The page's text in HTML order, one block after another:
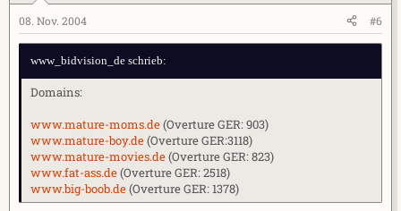
08. Nov. 2004 #6
www_bidvision_de schrieb:
Domains:
www.mature-moms.de(Overture GER: 903)
www.mature-boy.de(Overture GER:3118)
www.mature-movies.de(Overture GER: 823)
www.fat-ass.de(Overture GER: 2518)
www.big-boob.de(Overture GER: 1378)